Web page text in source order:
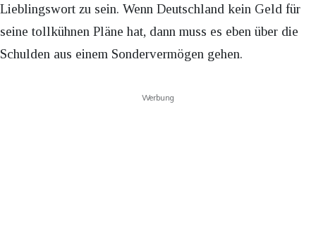
Lieblingswort zu sein. Wenn Deutschland kein Geld für
seine tollkühnen Pläne hat, dann muss es eben über die
Schulden aus einem Sondervermögen gehen.
Werbung